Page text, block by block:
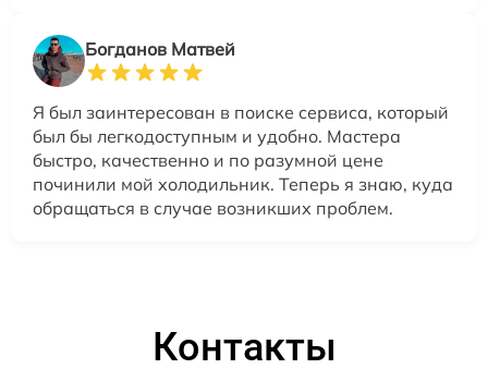
Богданов Матвей
Я был заинтересован в поиске сервиса, который
был бы легкодоступным и удобно. Мастера
быстро, качественно и по разумной цене
починили мой холодильник. Теперь я знаю, куда
обращаться в случае возникших проблем.
Контакты